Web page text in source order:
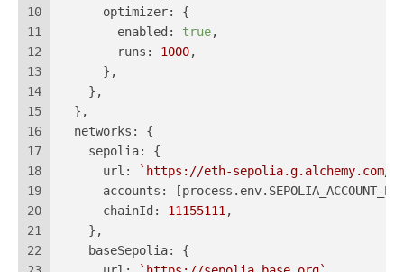
10
11
12
13
14
15
16
17
18
19
20
21
22
optimizer: {
enabled : true,
runs : 1000,
      },
    },
  },
networks : {
sepolia: {
url :
`https://eth-sepolia.g.alchemy.com/
accounts : [process. env.
chainId : 11155111 ,
    },
baseSepolia: {